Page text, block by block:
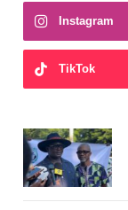
Instagram
TikTok